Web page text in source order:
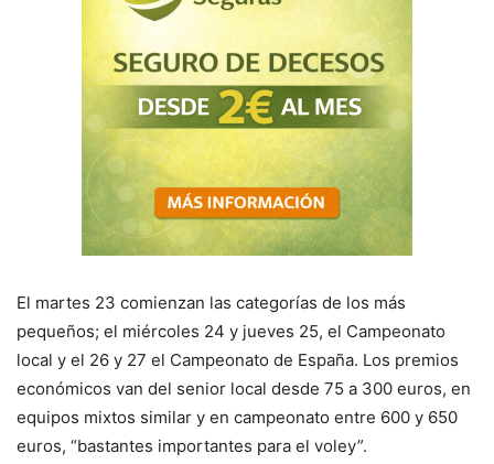
El martes 23 comienzan las categorías de los más
pequeños; el miércoles 24 y jueves 25, el Campeonato
local y el 26 y 27 el Campeonato de España. Los premios
económicos van del senior local desde 75 a 300 euros, en
equipos mixtos similar y en campeonato entre 600 y 650
euros, “bastantes importantes para el voley”.